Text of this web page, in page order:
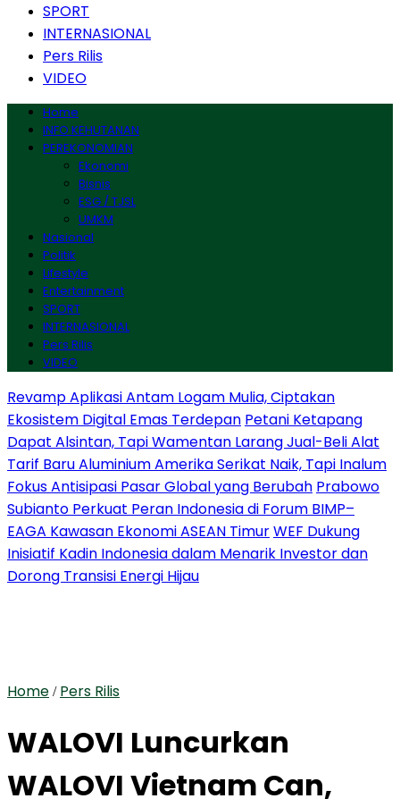
SPORT
INTERNASIONAL
Pers Rilis
VIDEO
Home
INFO KEHUTANAN
PEREKONOMIAN
Ekonomi
Bisnis
ESG / TJSL
UMKM
Nasional
Politik
Lifestyle
Entertainment
SPORT
INTERNASIONAL
Pers Rilis
VIDEO
Revamp Aplikasi Antam Logam Mulia, Ciptakan
Ekosistem Digital Emas Terdepan Petani Ketapang
Dapat Alsintan, Tapi Wamentan Larang Jual-Beli Alat
Tarif Baru Aluminium Amerika Serikat Naik, Tapi Inalum
Fokus Antisipasi Pasar Global yang Berubah Prabowo
Subianto Perkuat Peran Indonesia di Forum BIMP–
EAGA Kawasan Ekonomi ASEAN TimurWEF Dukung
Inisiatif Kadin Indonesia dalam Menarik Investor dan
Dorong Transisi Energi Hijau
Home / Pers Rilis
WALOVI Luncurkan
WALOVI Vietnam Can,